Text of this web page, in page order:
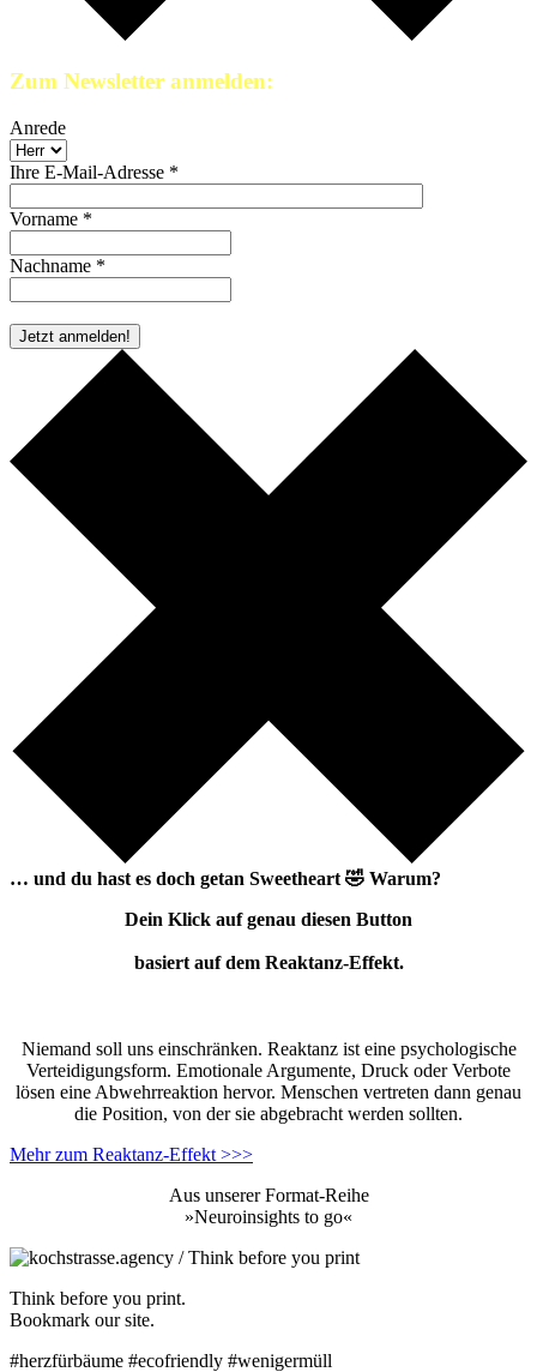
Zum Newsletter anmelden:
Anrede
Ihre E-Mail-Adresse *
Vorname *
Nachname *
… und du hast es doch getan Sweetheart 🤣 Warum?
Dein Klick auf genau diesen Button
basiert auf dem Reaktanz-Effekt.
Niemand soll uns einschränken. Reaktanz ist eine psychologische
Verteidigungsform. Emotionale Argumente, Druck oder Verbote
lösen eine Abwehrreaktion hervor. Menschen vertreten dann genau
die Position, von der sie abgebracht werden sollten.
Mehr zum Reaktanz-Effekt >>>
Aus unserer Format-Reihe
»Neuroinsights to go«
Think before you print.
Bookmark our site.
#herzfürbäume #ecofriendly #wenigermüll